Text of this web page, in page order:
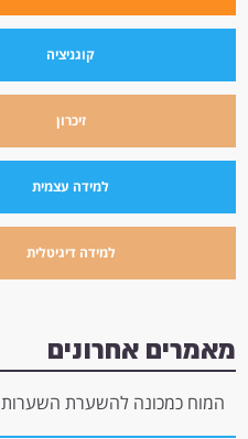
קוגניציה
זיכרון
למידה עצמית
למידה דיגיטלית
מאמרים אחרונים
המוח כמכונה להשערת השערות